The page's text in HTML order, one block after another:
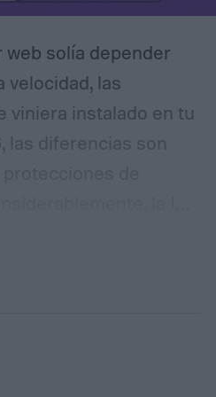
web solía depender
velocidad, las
viniera instalado en tu
las diferencias son
propio navegador, y
de pestañas y la